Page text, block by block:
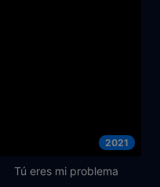
2021
Tú eres mi problema